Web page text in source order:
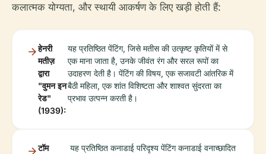
कलात्मक योग्यता, और स्थायी आकर्षण के लिए खड़ी होती हैं:
हेनरी
मतीज़
द्वारा
"वुमन इन
रेड"
(1939):
यह प्रतिष्ठित पेंटिंग, जिसे मतीस की उत्कृष्ट कृतियों में से
एक माना जाता है, उनके जीवंत रंग और सरल रूपों का
उदाहरण देती है। पेंटिंग की विषय, एक सजावटी आंतरिक में
बैठी महिला, एक शांत विशिष्टता और शाश्वत सुंदरता का
प्रभाव उत्पन्न करती है।
टॉम
यह प्रतिष्ठित कनाडाई परिदृश्य पेंटिंग कनाडाई वनाच्छादित